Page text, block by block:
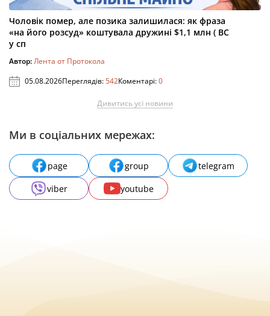
Чоловік помер, але позика залишилася: як фраза
«на його розсуд» коштувала дружині $1,1 млн ( ВС
у сп
Автор:Лента от Протокола
05.08.2026Переглядів:542Коментарі:0
Дивитись усі новини
Ми в соціальних мережах:
page group
telegram
viber
youtube